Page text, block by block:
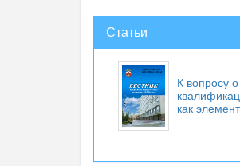
Статьи
К вопросу о
как